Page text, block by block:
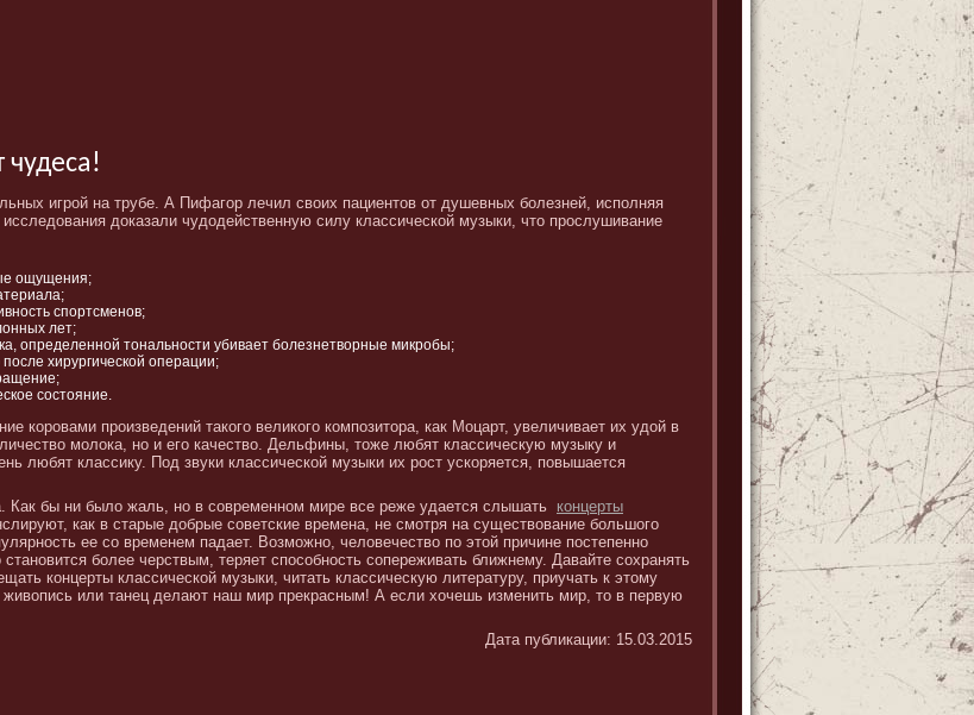
чудеса!
игрой на трубе. А Пифагор лечил своих пациентов от душевных болезней, исполняя
доказали чудодейственную силу классической музыки, что прослушивание
ощущения;
спортсменов;
лет;
определенной тональности убивает болезнетворные микробы;
хирургической операции;
состояние.
коровами произведений такого великого композитора, как Моцарт, увеличивает их удой в
молока, но и его качество. Дельфины, тоже любят классическую музыку и
любят классику. Под звуки классической музыки их рост ускоряется, повышается
Как бы ни было жаль, но в современном мире все реже удается слышать концерты
как в старые добрые советские времена, не смотря на существование большого
ее со временем падает. Возможно, человечество по этой причине постепенно
более черствым, теряет способность сопереживать ближнему. Давайте сохранять
концерты классической музыки, читать классическую литературу, приучать к этому
или танец делают наш мир прекрасным! А если хочешь изменить мир, то в первую
Дата публикации: 15.03.2015